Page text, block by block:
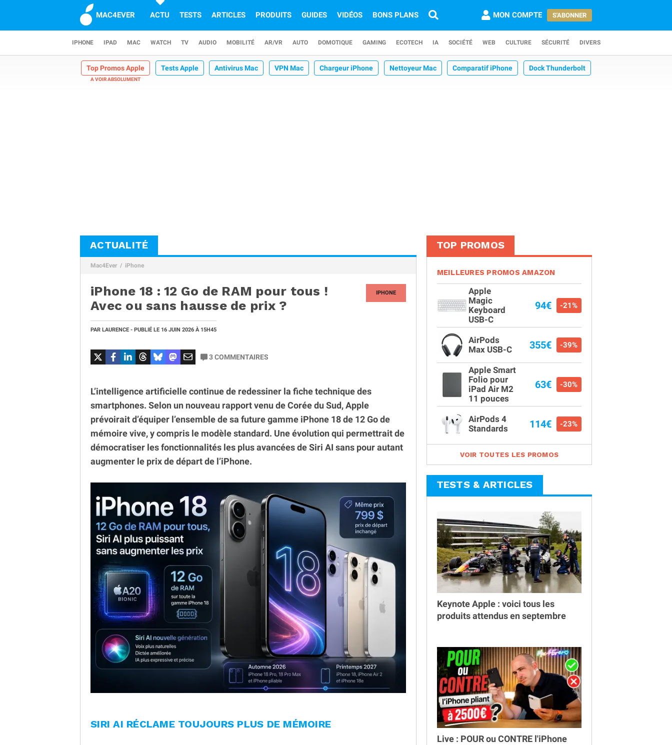
MAC4EVER ACTU TESTS ARTICLES PRODUITS GUIDES VIDÉOS BONS PLANS MON COMPTE S'ABONNER
IPHONE IPAD MAC WATCH TV AUDIO MOBILITÉ AR/VR AUTO DOMOTIQUE GAMING ECOTECH IA SOCIÉTÉ WEB CULTURE SÉCURITÉ DIVERS
Top Promos Apple Tests Apple Antivirus Mac VPN Mac Chargeur iPhone Nettoyeur Mac Comparatif iPhone Dock Thunderbolt
ACTUALITÉ
Mac4Ever iPhone
IPHONE
iPhone 18 : 12 Go de RAM pour tous !
Avec ou sans hausse de prix ?
PAR LAURENCE - PUBLIÉ LE 16 JUIN 2026 À 15H45
3COMMENTAIRES
L’intelligence artificielle continue de redessiner la fiche technique des
smartphones. Selon un nouveau rapport venu de Corée du Sud, Apple
prévoirait d’équiper l’ensemble de sa future gamme iPhone 18 de 12 Go de
mémoire vive, y compris le modèle standard. Une évolution qui permettrait de
démocratiser les fonctionnalités les plus avancées de Siri AI sans pour autant
augmenter le prix de départ de l’iPhone.
SIRI AI RÉCLAME TOUJOURS PLUS DE MÉMOIRE
TOP PROMOS
MEILLEURES PROMOS AMAZON
Apple
Magic
Keyboard
USB-C
94€ -21%
AirPods
Max USB-C
355€ -39%
Apple Smart
Folio pour
iPad Air M2
11 pouces
63€ -30%
AirPods 4
Standards
114€ -23%
VOIR TOUTES LES PROMOS
TESTS & ARTICLES
Keynote Apple : voici tous les
produits attendus en septembre
Live : POUR ou CONTRE l'iPhone